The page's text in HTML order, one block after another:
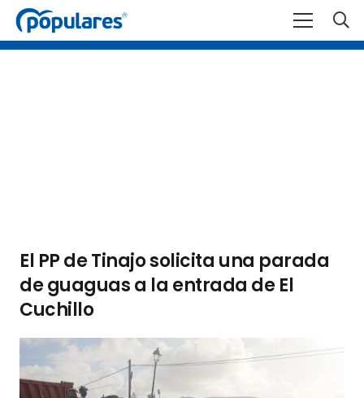
El PP de Tinajo solicita una parada
de guaguas a la entrada de El
Cuchillo